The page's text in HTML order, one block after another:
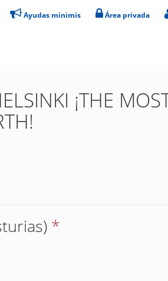
Área privada
Ayudas minimis
¡THE
*